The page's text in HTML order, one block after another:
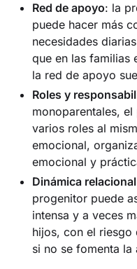
Red de apoyo: la
puede hacer más
necesidades
que en las familias
la red de apoyo
Roles y
monoparentales,
varios roles al
emocional,
emocional y
Dinámica relacional
progenitor puede
intensa y a veces
hijos, con el
si no se fomenta la